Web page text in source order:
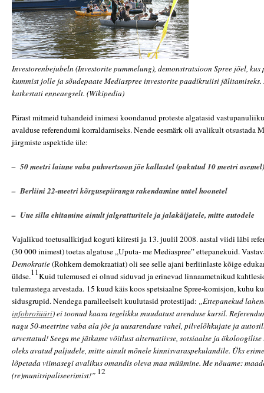
Investorenbejubeln (Investorite pummelung), demonstratsioon Spree jõel,
kummist jolle ja sõudepaate Mediaspree investorite paadikruiisi
katkestati enneaegselt. (Wikipedia)
Pärast mitmeid tuhandeid inimesi koondanud proteste algatasid
avalduse referendumi korraldamiseks. Nende eesmärk oli avalikult otsustada
järgmiste aspektide üle:
– 50 meetri laiune vaba puhvertsoon jõe kallastel (pakutud 10 meetri asemel)
– Berliini 22-meetri kõrgusepiirangu rakendamine uutel hoonetel
– Uue silla ehitamine ainult jalgratturitele ja jalakäijatele, mitte autodele
Vajalikud toetusallkirjad koguti kiiresti ja 13. juulil 2008. aastal viidi läbi
(30 000 inimest) toetas algatuse „Uputa- me Mediaspree” ettepanekuid.
Demokratie(Rohkem demokraatiat) oli see selle ajani berliinlaste kõige
üldse.11Kuid tulemused ei olnud siduvad ja erinevad linnaametnikud
tulemustega arvestada. 15 kuud käis koos spetsiaalne Spree-komisjon, kuhu
sidusgrupid. Nendega paralleelselt kuulutasid protestijad: „Ettepanekud
infobrošüüri) ei toonud kaasa tegelikku muudatust arenduse kursil.
nagu 50-meetrine vaba ala jõe ja uusarenduse vahel, pilvelõhkujate ja
arvestatud! Seega me jätkame võitlust alternatiivse, sotsiaalse ja ökoloogilise
oleks avatud paljudele, mitte ainult mõnele kinnisvaraspekulandile. Üks
lõpetada viimasegi avalikus omandis oleva maa müümine. Me nõuame:
(re)munitsipaliseerimist!” 12